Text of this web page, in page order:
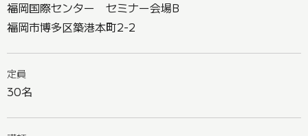
福岡国際センター セミナー会場B
福岡市博多区築港本町2-2
定員
30名